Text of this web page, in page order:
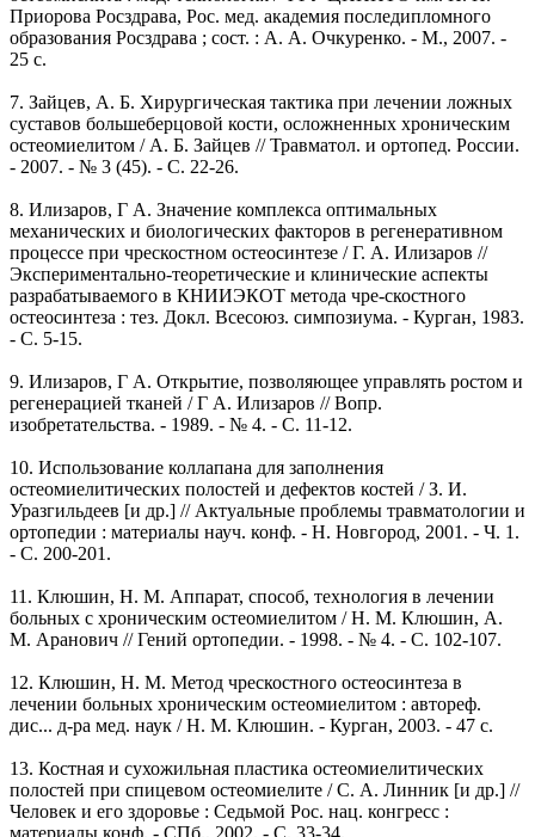
Приорова Росздрава, Рос. мед. академия последипломного
образования Росздрава ; сост. : А. А. Очкуренко. - М., 2007. -
25 с.
7. Зайцев, А. Б. Хирургическая тактика при лечении ложных
суставов большеберцовой кости, осложненных хроническим
остеомиелитом / А. Б. Зайцев // Травматол. и ортопед. России.
- 2007. - № 3 (45). - C. 22-26.
8. Илизаров, Г А. Значение комплекса оптимальных
механических и биологических факторов в регенеративном
процессе при чрескостном остеосинтезе / Г. А. Илизаров //
Экспериментально-теоретические и клинические аспекты
разрабатываемого в КНИИЭКОТ метода чре-скостного
остеосинтеза : тез. Докл. Всесоюз. симпозиума. - Курган, 1983.
- С. 5-15.
9. Илизаров, Г А. Открытие, позволяющее управлять ростом и
регенерацией тканей / Г А. Илизаров // Вопр.
изобретательства. - 1989. - № 4. - С. 11-12.
10. Использование коллапана для заполнения
остеомиелитических полостей и дефектов костей / З. И.
Уразгильдеев [и др.] // Актуальные проблемы травматологии и
ортопедии : материалы науч. конф. - Н. Новгород, 2001. - Ч. 1.
- С. 200-201.
11. Клюшин, Н. М. Аппарат, способ, технология в лечении
больных с хроническим остеомиелитом / Н. М. Клюшин, А.
М. Аранович // Гений ортопедии. - 1998. - № 4. - С. 102-107.
12. Клюшин, Н. М. Метод чрескостного остеосинтеза в
лечении больных хроническим остеомиелитом : автореф.
дис... д-ра мед. наук / Н. М. Клюшин. - Курган, 2003. - 47 с.
13. Костная и сухожильная пластика остеомиелитических
полостей при спицевом остеомиелите / С. А. Линник [и др.] //
Человек и его здоровье : Седьмой Рос. нац. конгресс :